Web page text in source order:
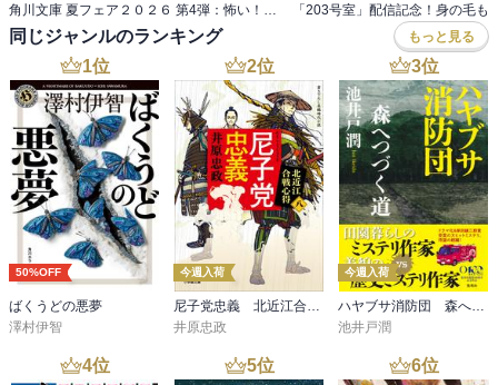
角川文庫 夏フェア２０２６ 第4弾：怖い！ホラー小説
同じジャンルのランキング もっと見る
1位
50%OFF
ばくうどの悪夢
澤村伊智
2位
今週入荷
尼子党忠義 北近江合戦心得〈八〉
井原忠政
3位
今週入荷
ハヤブサ消防団 森へつづく道
池井戸潤
4位 5位 6位